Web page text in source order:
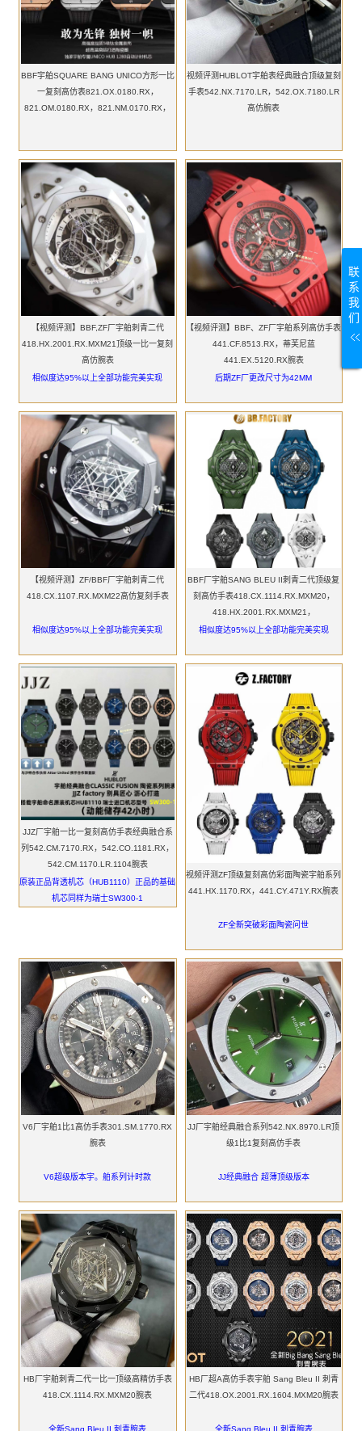
BBF宇舶SQUARE BANG UNICO方形一比
一复刻高仿表821.OX.0180.RX，
821.OM.0180.RX，821.NM.0170.RX，
视频评测HUBLOT宇舶表经典融合顶级复刻
手表542.NX.7170.LR，542.OX.7180.LR
高仿腕表
【视频评测】BBF,ZF厂宇舶刺青二代
418.HX.2001.RX.MXM21顶级一比一复刻
高仿腕表
相似度达95%以上全部功能完美实现
【视频评测】BBF、ZF厂宇舶系列高仿手表
441.CF.8513.RX，蒂芙尼蓝
441.EX.5120.RX腕表
后期ZF厂更改尺寸为42MM
【视频评测】ZF/BBF厂宇舶刺青二代
418.CX.1107.RX.MXM22高仿复刻手表
相似度达95%以上全部功能完美实现
BBF厂宇舶SANG BLEU II刺青二代顶级复
刻高仿手表418.CX.1114.RX.MXM20，
418.HX.2001.RX.MXM21，
418.GX.5207.RX.MXM22，
相似度达95%以上全部功能完美实现
JJZ厂宇舶一比一复刻高仿手表经典融合系
列542.CM.7170.RX，542.CO.1181.RX，
542.CM.1170.LR.1104腕表
原装正品背透机芯（HUB1110）正品的基础
机芯同样为瑞士SW300-1
视频评测ZF顶级复刻高仿彩面陶瓷宇舶系列
441.HX.1170.RX，441.CY.471Y.RX腕表
ZF全新突破彩面陶瓷问世
V6厂宇舶1比1高仿手表301.SM.1770.RX
腕表
V6超级版本宇。舶系列计时款
JJ厂宇舶经典融合系列542.NX.8970.LR顶
级1比1复刻高仿手表
JJ经典融合 超薄顶级版本
HB厂宇舶刺青二代一比一顶级高精仿手表
418.CX.1114.RX.MXM20腕表
全新Sang Bleu II 刺青腕表
HB厂超A高仿手表宇舶 Sang Bleu II 刺青
二代418.OX.2001.RX.1604.MXM20腕表
全新Sang Bleu II 刺青腕表
联
系
我
们